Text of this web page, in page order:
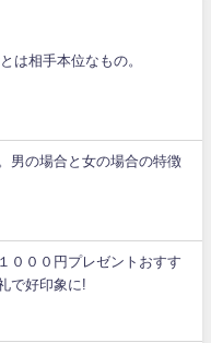
は相手本位なもの。
男の場合と女の場合の特徴
０００円プレゼントおすす
で好印象に!